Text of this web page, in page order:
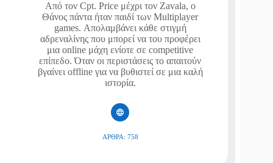
Από τον Cpt. Price μέχρι τον Zavala, ο
Θάνος πάντα ήταν παιδί των Multiplayer
games. Απολαμβάνει κάθε στιγμή
αδρεναλίνης που μπορεί να του προφέρει
μια online μάχη ενίοτε σε competitive
επίπεδο. Όταν οι περιστάσεις το απαιτούν
βγαίνει offline για να βυθιστεί σε μια καλή
ιστορία.
ΆΡΘΡΑ: 758